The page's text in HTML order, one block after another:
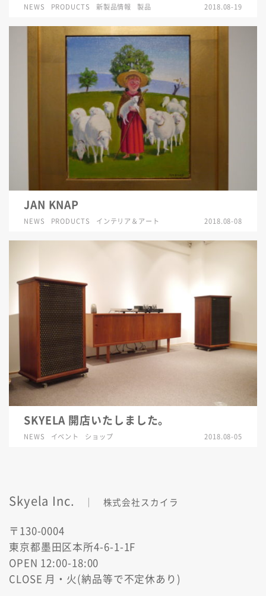
NEWS PRODUCTS 新製品情報 製品 2018.08-19
JAN KNAP
NEWS PRODUCTS インテリア＆アート 2018.08-08
SKYELA 開店いたしました。
NEWS イベント ショップ 2018.08-05
Skyela Inc. ｜ 株式会社スカイラ
〒130-0004
東京都墨田区本所4-6-1-1F
OPEN 12:00-18:00
CLOSE 月・火(納品等で不定休あり)